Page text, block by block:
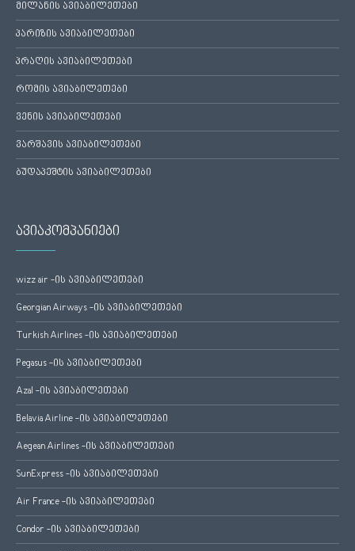
მილანის ავიაბილეთები
პარიზის ავიაბილეთები
პრაღის ავიაბილეთები
რომის ავიაბილეთები
ვენის ავიაბილეთები
ვარშავის ავიაბილეთები
ბუდაპეშტის ავიაბილეთები
ავიაკომპანიები
wizz air -ის ავიაბილეთები
Georgian Airways -ის ავიაბილეთები
Turkish Airlines -ის ავიაბილეთები
Pegasus -ის ავიაბილეთები
Azal -ის ავიაბილეთები
Belavia Airline -ის ავიაბილეთები
Aegean Airlines -ის ავიაბილეთები
SunExpress -ის ავიაბილეთები
Air France -ის ავიაბილეთები
Condor -ის ავიაბილეთები